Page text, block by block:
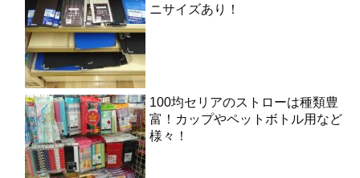
ニサイズあり！
100均セリアのストローは種類豊
富！カップやペットボトル用など
様々！